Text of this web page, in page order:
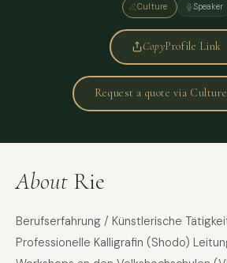
Culture
Speaker
CopyProfile Link
Request a quote via
About Rie
Berufserfahrung / Künstlerische
Professionelle Kalligrafin (Shodo)